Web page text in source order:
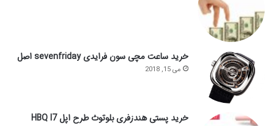
خرید ساعت مچی سون فرایدی sevenfriday اصل
می 15, 2018
خرید پستی هندزفری بلوتوث طرح اپل HBQ I7